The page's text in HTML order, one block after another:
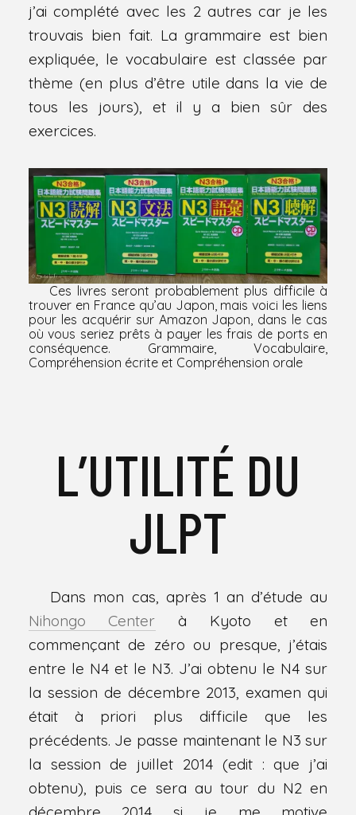
j’ai complété avec les 2 autres car je les
trouvais bien fait. La grammaire est bien
expliquée, le vocabulaire est classée par
thème (en plus d’être utile dans la vie de
tous les jours), et il y a bien sûr des
exercices.
Ces livres seront probablement plus difficile à
trouver en France qu’au Japon, mais voici les liens
pour les acquérir sur Amazon Japon, dans le cas
où vous seriez prêts à payer les frais de ports en
conséquence. Grammaire ,Vocabulaire
Compréhension écriteet Compréhension orale
L’UTILITÉ DU
JLPT
Dans mon cas, après 1 an d’étude au
Nihongo Center à Kyoto et en
commençant de zéro ou presque, j’étais
entre le N4 et le N3. J’ai obtenu le N4 sur
la session de décembre 2013, examen qui
était à priori plus difficile que les
précédents. Je passe maintenant le N3 sur
la session de juillet 2014 (edit : que j’ai
obtenu), puis ce sera au tour du N2 en